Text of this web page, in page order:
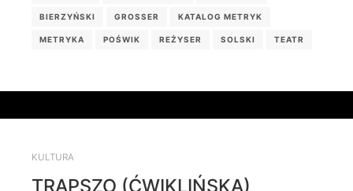
BIERZYŃSKI GROSSER KATALOG METRYK
METRYKA POŚWIK REŻYSER SOLSKI TEATR
KULTURA
TRAPSZO (ĆWIKLIŃSKA)